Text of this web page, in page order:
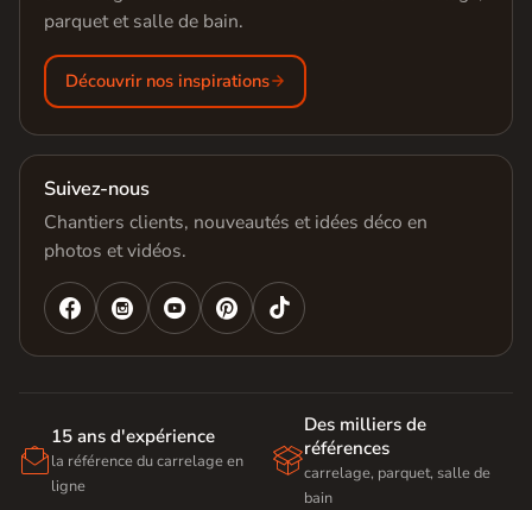
parquet et salle de bain.
Découvrir nos inspirations
Suivez-nous
Chantiers clients, nouveautés et idées déco en
photos et vidéos.
   

15 ans d'expérience
la référence du carrelage en
ligne

Des milliers de
références
carrelage, parquet, salle de
bain